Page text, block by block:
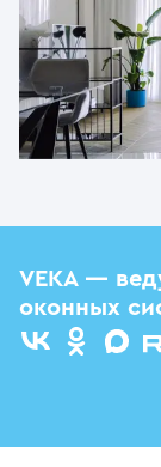
VEKA —
оконных